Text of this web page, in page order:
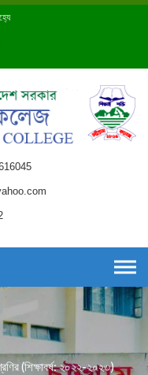
(শিক্ষাবর্ষ: ২০২২-২০২৩)